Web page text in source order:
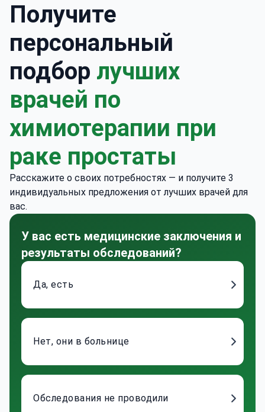
Получите
персональный
подбор лучших
врачей по
химиотерапии при
раке простаты
Расскажите о своих потребностях — и получите 3
индивидуальных предложения от лучших врачей для
вас.
У вас есть медицинские заключения и
результаты обследований?
Да, есть
Нет, они в больнице
Обследования не проводили